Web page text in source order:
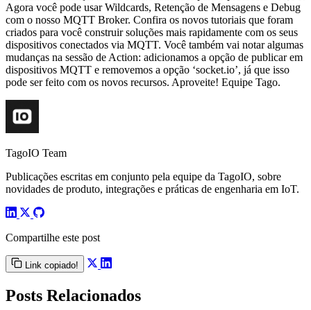
Agora você pode usar Wildcards, Retenção de Mensagens e Debug
com o nosso MQTT Broker. Confira os novos tutoriais que foram
criados para você construir soluções mais rapidamente com os seus
dispositivos conectados via MQTT. Você também vai notar algumas
mudanças na sessão de Action: adicionamos a opção de publicar em
dispositivos MQTT e removemos a opção ‘socket.io’, já que isso
pode ser feito com os novos recursos. Aproveite! Equipe Tago.
TagoIO Team
Publicações escritas em conjunto pela equipe da TagoIO, sobre
novidades de produto, integrações e práticas de engenharia em IoT.
Compartilhe este post
Link copiado!
Posts Relacionados